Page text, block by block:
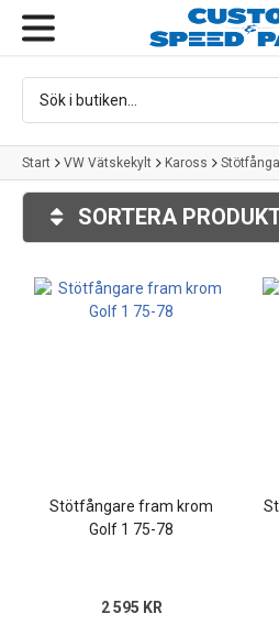
Start VW Vätskekylt Kaross
SORTERA
Stötfångare fram krom
Golf 1 75-78
2 595 KR